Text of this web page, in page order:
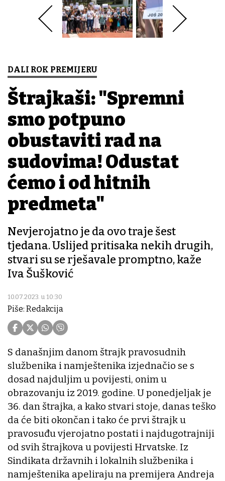
DALI ROK PREMIJERU
Štrajkaši: "Spremni
smo potpuno
obustaviti rad na
sudovima! Odustat
ćemo i od hitnih
predmeta"
Nevjerojatno je da ovo traje šest
tjedana. Uslijed pritisaka nekih drugih,
stvari su se rješavale promptno, kaže
Iva Šušković
10.07.2023. u 10:30
Piše: Redakcija
S današnjim danom štrajk pravosudnih
službenika i namještenika izjednačio se s
dosad najduljim u povijesti, onim u
obrazovanju iz 2019. godine. U ponedjeljak je
36. dan štrajka, a kako stvari stoje, danas teško
da će biti okončan i tako će prvi štrajk u
pravosuđu vjerojatno postati i najdugotrajniji
od svih štrajkova u povijesti Hrvatske. Iz
Sindikata državnih i lokalnih službenika i
namještenika apeliraju na premijera Andreja